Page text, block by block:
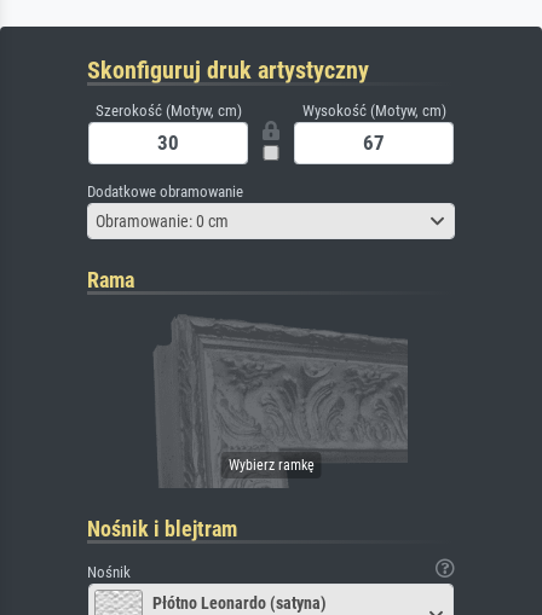
Skonfiguruj druk artystyczny
Szerokość (Motyw, cm) Wysokość (Motyw, cm)
Dodatkowe obramowanie
Obramowanie: 0 cm
Rama
Nośnik i blejtram
Nośnik
Płótno Leonardo (satyna)